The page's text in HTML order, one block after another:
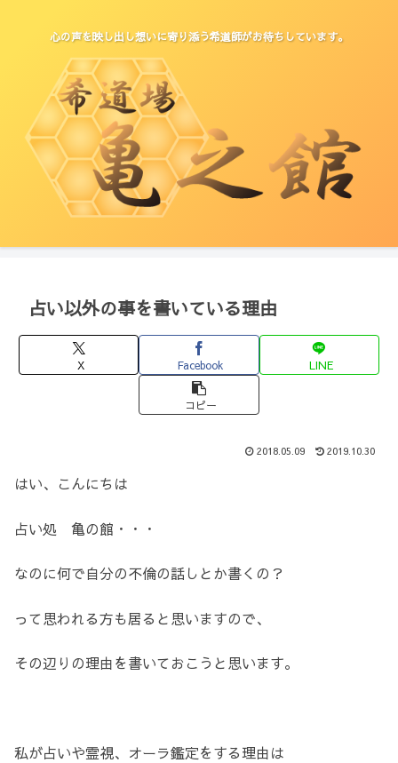
心の声を映し出し想いに寄り添う希道師がお待ちしています。
占い以外の事を書いている理由
X Facebook LINE
コピー
2018.05.09 2019.10.30
はい、こんにちは
占い処 亀の館・・・
なのに何で自分の不倫の話しとか書くの？
って思われる方も居ると思いますので、
その辺りの理由を書いておこうと思います。
私が占いや霊視、オーラ鑑定をする理由は